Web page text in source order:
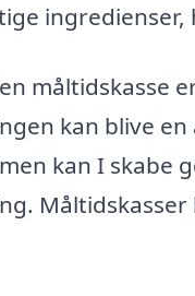
måltidskasse
kan blive
kan I skabe